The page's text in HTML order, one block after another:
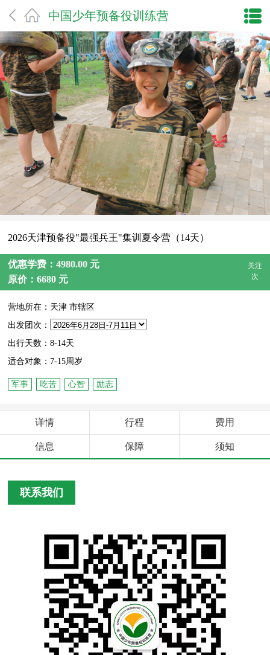
中国少年预备役训练营
2026天津预备役"最强兵王"集训夏令营（14天）
优惠学费：4980.00 元
原价：6680 元
关注
次
营地所在：天津 市辖区
出发团次：
出行天数：8-14天
适合对象：7-15周岁
军事 吃苦 心智 励志
详情 行程 费用
信息 保障 须知
联系我们